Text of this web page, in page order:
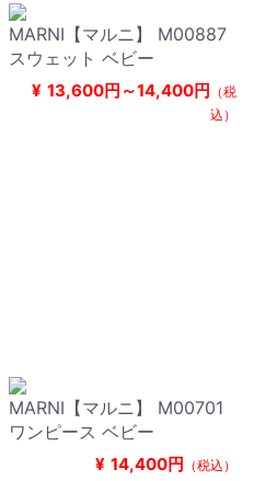
MARNI【マルニ】 M00887
スウェット ベビー
¥ 13,600円～14,400円 （税
込）
MARNI【マルニ】 M00701
ワンピース ベビー
¥ 14,400円 （税込）